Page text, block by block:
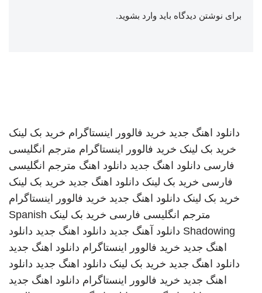
برای نوشتن دیدگاه باید وارد بشوید.
دانلود اهنگ جدید خرید فالوور اینستاگرام خرید بک لینک
خرید بک لینک خرید فالوور اینستاگرام مترجم انگلیسی
فارسی دانلود اهنگ جدید دانلود اهنگ مترجم انگلیسی
فارسی خرید بک لینک دانلود اهنگ جدید خرید بک لینک
خرید بک لینک دانلود اهنگ جدید خرید فالوور اینستاگرام
مترجم انگلیسی فارسی خرید بک لینک Spanish
Shadowing دانلود آهنگ جدید دانلود اهنگ جدید دانلود
اهنگ جدید خرید فالوور اینستاگرام دانلود اهنگ جدید
دانلود اهنگ جدید خرید بک لینک دانلود اهنگ جدید دانلود
اهنگ جدید خرید فالوور اینستاگرام دانلود اهنگ جدید